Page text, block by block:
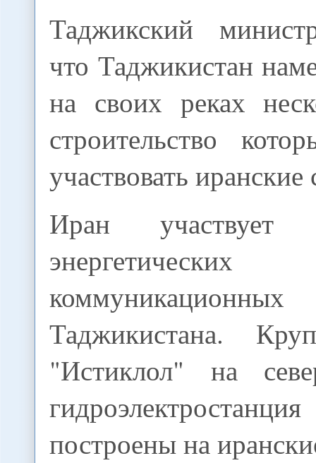
Таджикский
что Таджикистан
на своих реках
строительство
участвовать
Иран
Таджикистана.
"Истиклол" на
построены на